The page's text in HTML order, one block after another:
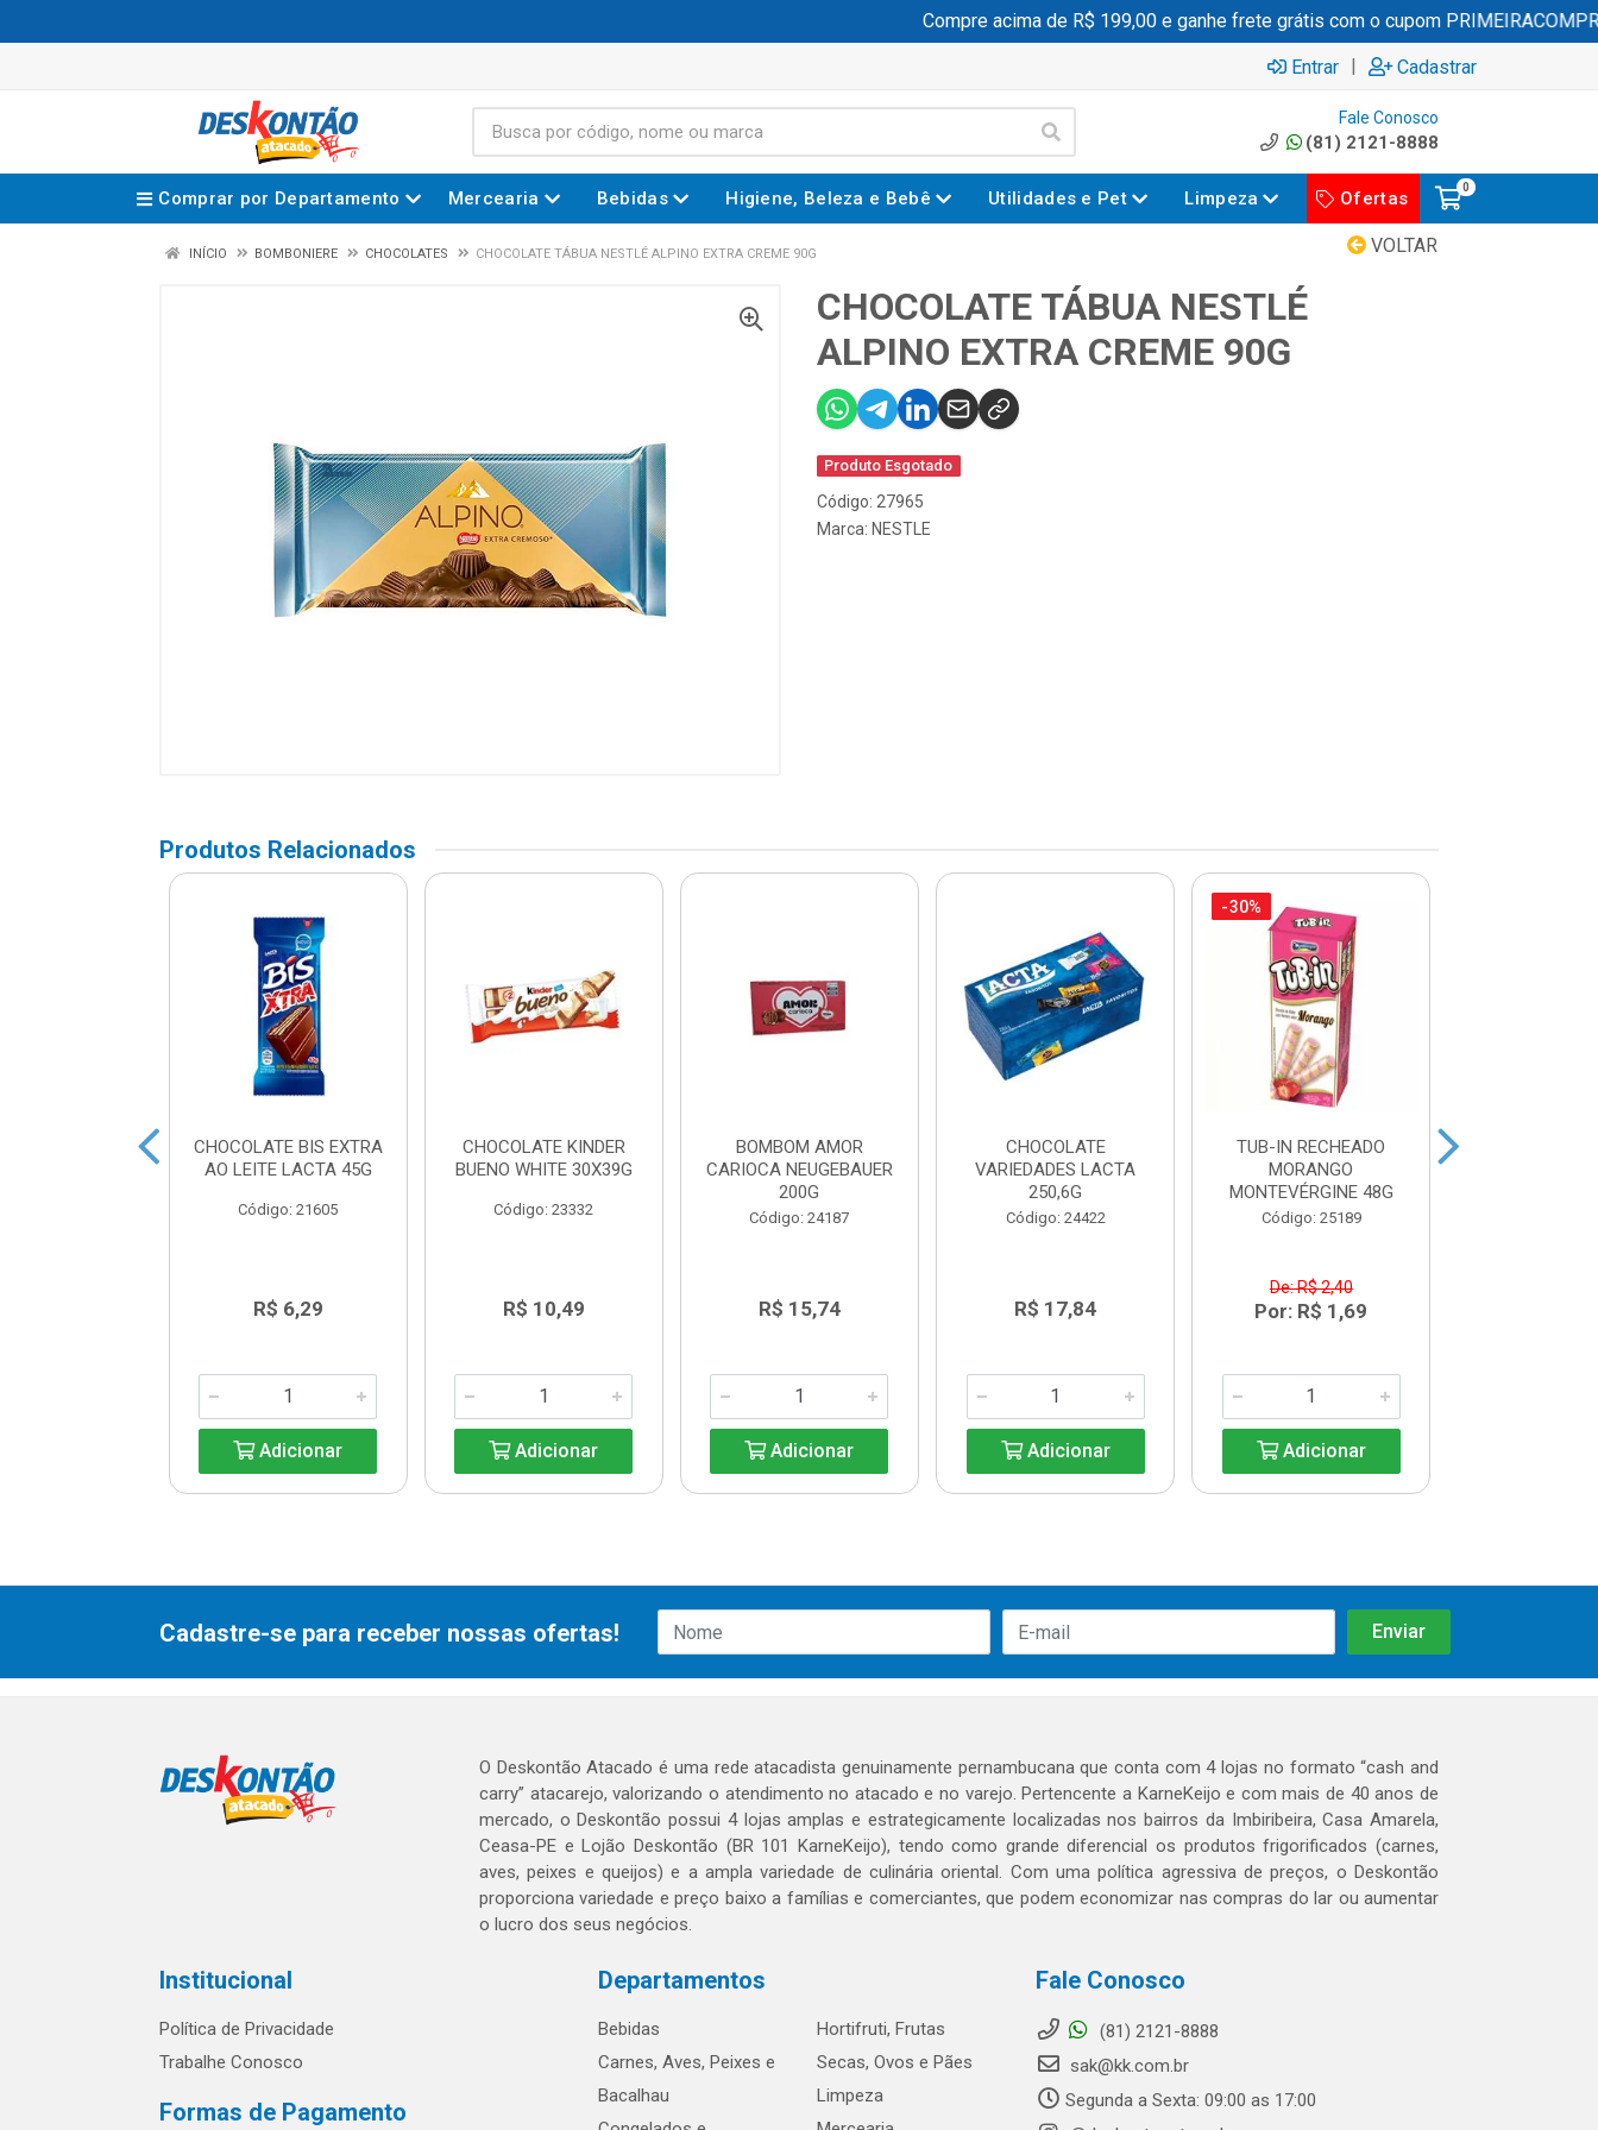
Compre acima de R$ 199,00 e ganhe frete grátis com o cupom PRIMEIRACOMPRA
Entrar | Cadastrar
Fale Conosco
(81) 2121-8888
Comprar por Departamento Mercearia Bebidas Higiene, Beleza e Bebê Utilidades e Pet Limpeza Ofertas
0
VOLTAR
INÍCIO BOMBONIERE CHOCOLATES CHOCOLATE TÁBUA NESTLÉ ALPINO EXTRA CREME 90G
CHOCOLATE TÁBUA NESTLÉ
ALPINO EXTRA CREME 90G
Produto Esgotado
Código: 27965
Marca: NESTLE
Produtos Relacionados
CHOCOLATE BIS EXTRA
AO LEITE LACTA 45G
Código: 21605
R$ 6,29
Adicionar
CHOCOLATE KINDER
BUENO WHITE 30X39G
Código: 23332
R$ 10,49
Adicionar
BOMBOM AMOR
CARIOCA NEUGEBAUER
200G
Código: 24187
R$ 15,74
Adicionar
CHOCOLATE
VARIEDADES LACTA
250,6G
Código: 24422
R$ 17,84
Adicionar
-30%
TUB-IN RECHEADO
MORANGO
MONTEVÉRGINE 48G
Código: 25189
De: R$ 2,40
Por: R$ 1,69
Adicionar
Cadastre-se para receber nossas ofertas!
O Deskontão Atacado é uma rede atacadista genuinamente pernambucana que conta com 4 lojas no formato “cash and
carry” atacarejo, valorizando o atendimento no atacado e no varejo. Pertencente a KarneKeijo e com mais de 40 anos de
mercado, o Deskontão possui 4 lojas amplas e estrategicamente localizadas nos bairros da Imbiribeira, Casa Amarela,
Ceasa-PE e Lojão Deskontão (BR 101 KarneKeijo), tendo como grande diferencial os produtos frigorificados (carnes,
aves, peixes e queijos) e a ampla variedade de culinária oriental. Com uma política agressiva de preços, o Deskontão
proporciona variedade e preço baixo a famílias e comerciantes, que podem economizar nas compras do lar ou aumentar
o lucro dos seus negócios.
Institucional
Política de Privacidade
Trabalhe Conosco
Formas de Pagamento
Departamentos
Bebidas
Carnes, Aves, Peixes e
Bacalhau
Hortifruti, Frutas
Secas, Ovos e Pães
Limpeza
Fale Conosco
(81) 2121-8888
sak@kk.com.br
Segunda a Sexta: 09:00 as 17:00